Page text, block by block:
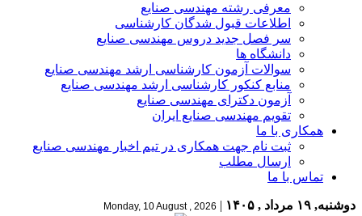
معرفی رشته مهندسی صنایع
اطلاعات قبول شدگان کارشناسی
سر فصل جدید دروس مهندسی صنایع
دانشگاه ها
سوالات آزمون کارشناسی ارشد مهندسی صنایع
منابع کنکور کارشناسی ارشد مهندسی صنایع
آزمون دکترای مهندسی صنایع
تقویم مهندسی صنایع ایران
همکاری با ما
ثبت نام جهت همکاری در تیم اخبار مهندسی صنایع
ارسال مطلب
تماس با ما
دوشنبه, ۱۹ مرداد , ۱۴۰۵ |
Monday, 10 August , 2026